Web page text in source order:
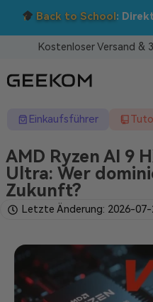
Nutzen Sie den
Kostenloser Versand &
Einkaufsführer
AMD Ryzen AI 9
Ultra: Wer
Zukunft?
Letzte Änderung: 2026-07-
MINI-PCS